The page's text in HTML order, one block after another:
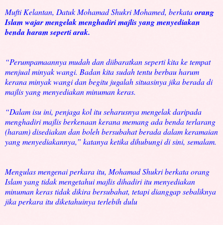
Mufti Kelantan, Datuk Mohamad Shukri Mohamed, berkataorang
Islam wajar mengelak menghadiri majlis yang menyediakan
benda haram seperti arak.
“Perumpamaannya mudah dan diibaratkan seperti kita ke tempat
menjual minyak wangi. Badan kita sudah tentu berbau harum
kerana minyak wangi dan begitu jugalah situasinya jika berada di
majlis yang menyediakan minuman keras.
“Dalam isu ini, penjaga kol itu seharusnya mengelak daripada
menghadiri majlis berkenaan kerana memang ada benda terlarang
(haram) disediakan dan boleh bersubahat berada dalam keramaian
yang menyediakannya,” katanya ketika dihubungi di sini, semalam.
Mengulas mengenai perkara itu, Mohamad Shukri berkata orang
Islam yang tidak mengetahui majlis dihadiri itu menyediakan
minuman keras tidak dikira bersubahat, tetapi dianggap sebaliknya
jika perkara itu diketahuinya terlebih dulu